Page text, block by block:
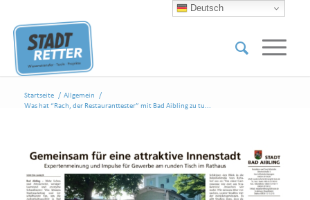
Startseite / Allgemein
/
Was hat “Rach, der Restauranttester” mit Bad Aibling zu tu...
Deutsch